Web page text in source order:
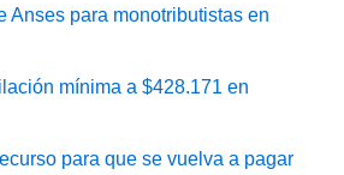
Anses para monotributistas en
mínima a $428.171 en
para que se vuelva a pagar